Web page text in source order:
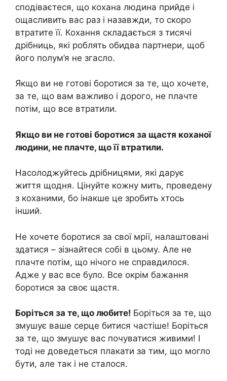
сподіваєтеся, що кохана людина прийде і
ощасливить вас раз і назавжди, то скоро
втратите її. Кохання складається з тисячі
дрібниць, які роблять обидва партнери, щоб
його полум’я не згасло.
Якщо ви не готові боротися за те, що хочете,
за те, що вам важливо і дорого, не плачте
потім, що все втратили.
Якщо ви не готові боротися за щастя коханої
людини, не плачте, що її втратили.
Насолоджуйтесь дрібницями, які дарує
життя щодня. Цінуйте кожну мить, проведену
з коханими, бо інакше це зробить хтось
інший.
Не хочете боротися за свої мрії, налаштовані
здатися – зізнайтеся собі в цьому. Але не
плачте потім, що нічого не справдилося.
Адже у вас все було. Все окрім бажання
боротися за своє щастя.
Боріться за те, що любите! Боріться за те, що
змушує ваше серце битися частіше! Боріться
за те, що змушує вас почуватися живими! І
тоді не доведеться плакати за тим, що могло
бути, але так і не сталося.